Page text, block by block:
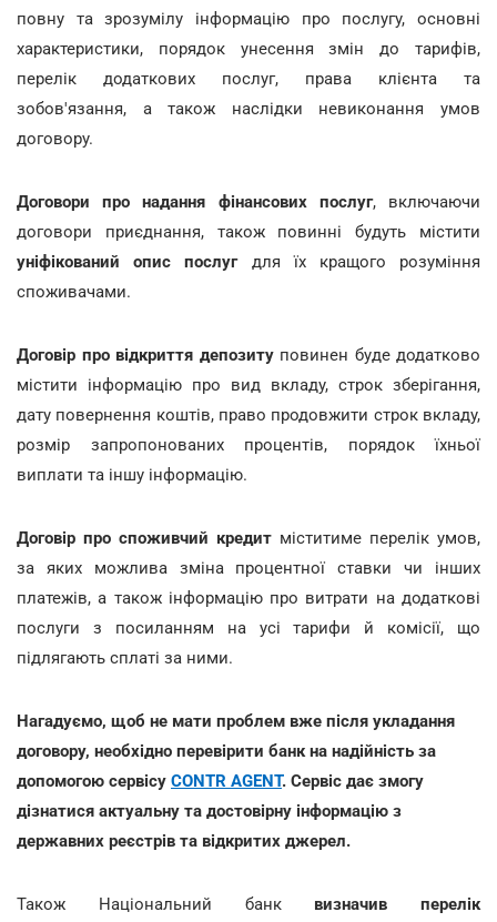
повну та зрозумілу інформацію про послугу, основні
характеристики, порядок унесення змін до тарифів,
перелік додаткових послуг, права клієнта та
зобов'язання, а також наслідки невиконання умов
договору.
Договори про надання фінансових послуг, включаючи
договори приєднання, також повинні будуть містити
уніфікований опис послугдля їх кращого розуміння
споживачами.
Договір про відкриття депозитуповинен буде додатково
містити інформацію про вид вкладу, строк зберігання,
дату повернення коштів, право продовжити строк вкладу,
розмір запропонованих процентів, порядок їхньої
виплати та іншу інформацію.
Договір про споживчий кредит міститиме перелік умов,
за яких можлива зміна процентної ставки чи інших
платежів, а також інформацію про витрати на додаткові
послуги з посиланням на усі тарифи й комісії, що
підлягають сплаті за ними.
Нагадуємо, щоб не мати проблем вже після укладання
договору, необхідно перевірити банк на надійність за
допомогою сервісу CONTR AGENT. Сервіс дає змогу
дізнатися актуальну та достовірну інформацію з
державних реєстрів та відкритих джерел.
Також Національний банк визначив перелік